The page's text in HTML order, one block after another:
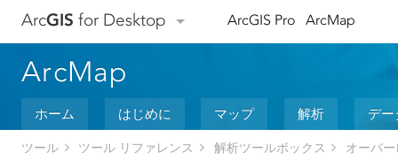
ArcGIS for Desktop ArcGIS Pro ArcMap
ArcMap
ホーム はじめに マップ 解析 デ
ツール ツール リファレンス 解析ツールボックス オーバ